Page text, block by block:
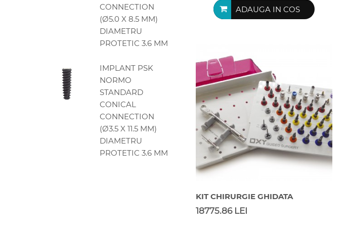
CONNECTION
(Ø5.0 X 8.5 MM)
DIAMETRU
PROTETIC 3.6 MM
IMPLANT PSK
NORMO
STANDARD
CONICAL
CONNECTION
(Ø3.5 X 11.5 MM)
DIAMETRU
PROTETIC 3.6 MM
ADAUGA IN COS
KIT CHIRURGIE GHIDATA
18775.86 LEI